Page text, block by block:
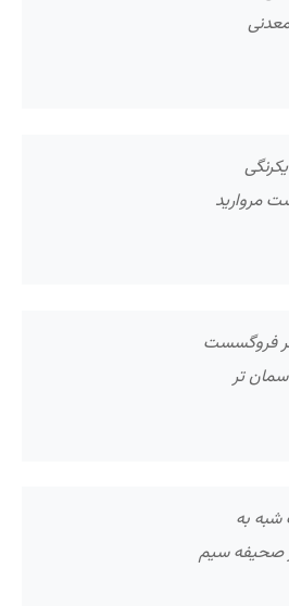
مروارید
فروگسست
تر
شبه به
صحیفه سیم